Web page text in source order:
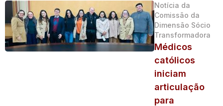
Notícia da
Comissão da
Dimensão Sócio
Transformadora
Médicos
católicos
iniciam
articulação
para